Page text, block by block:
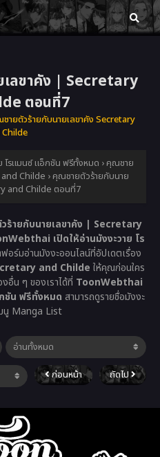
ลขาคัง | Secretary
ตอนที่7
ายตัวร้ายกับนายเลขาคัง Secretary
โรแมนซ์ แอ็กชัน ฟรีทั้งหมด › คุณชาย
Childe › คุณชายตัวร้ายกับนาย
and Childe ตอนที่7
ร้ายกับนายเลขาคัง | Secretary
เปิดให้อ่านมังงะวาย โร
อร์มอ่านมังงะออนไลน์ที่อัปเดตเรื่อง
and Childe ให้คุณก่อนใคร
อื่น ๆ ของเราได้ที่ ToonWebthai
ชัน ฟรีทั้งหมด สามารถดูรายชื่อมังงะ
นู Manga List
ก่อนหน้า ถัดไป